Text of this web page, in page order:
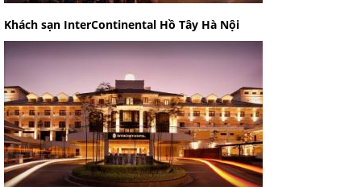
Khách sạn InterContinental Hồ Tây Hà Nội